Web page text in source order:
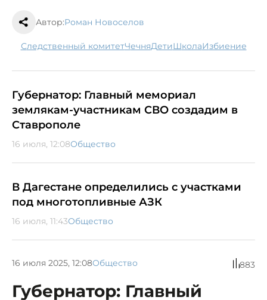
Автор:Роман Новоселов
следственный комитет Чечня дети школа избиение
Губернатор: Главный мемориал
землякам-участникам СВО создадим в
Ставрополе
16 июля, 12:08Общество
В Дагестане определились с участками
под многотопливные АЗК
16 июля, 11:43Общество
16 июля 2025, 12:08Общество 883
Губернатор: Главный